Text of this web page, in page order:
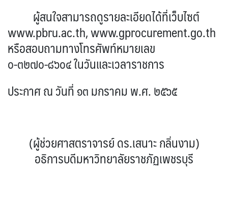
ผู้สนใจสามารถดูรายละเอียดได้ที่เว็บไซต์
www.pbru.ac.th, www.gprocurement.go.th
หรือสอบถามทางโทรศัพท์หมายเลข
๐-๓๒๗๐-๘๖๐๔ ในวันและเวลาราชการ
ประกาศ ณ วันที่ ๑๓ มกราคม พ.ศ. ๒๕๖๕
(ผู้ช่วยศาสตราจารย์ ดร.เสนาะ กลิ่นงาม)
อธิการบดีมหาวิทยาลัยราชภัฏเพชรบุรี